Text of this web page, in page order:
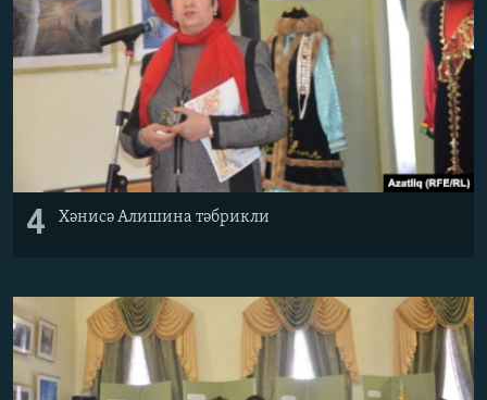
4 Хәнисә Алишина тәбрикли